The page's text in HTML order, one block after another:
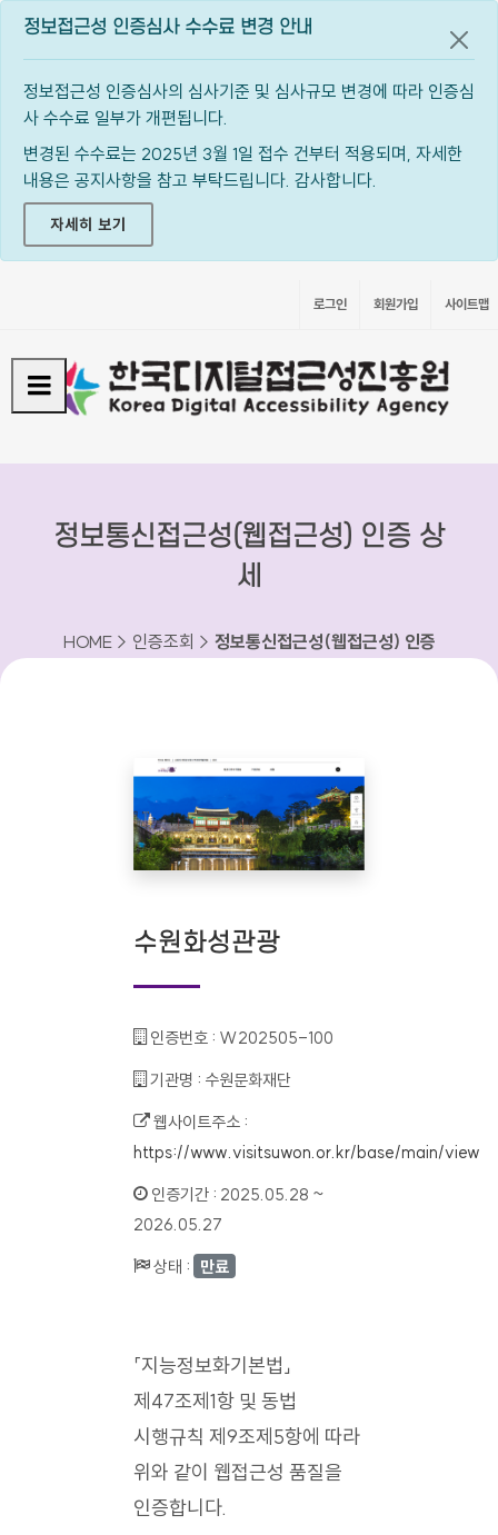
정보접근성 인증심사 수수료 변경 안내
정보접근성 인증심사의 심사기준 및 심사규모 변경에 따라 인증심
사 수수료 일부가 개편됩니다.
변경된 수수료는 2025년 3월 1일 접수 건부터 적용되며, 자세한
내용은 공지사항을 참고 부탁드립니다. 감사합니다.
자세히 보기
공지
로그인 회원가입 사이트맵
정보통신접근성(웹접근성) 인증 상
세
HOME > 인증조회 > 정보통신접근성(웹접근성) 인증
수원화성관광
인증번호 : W202505-100
기관명 : 수원문화재단
웹사이트주소 :
https://www.visitsuwon.or.kr/base/main/view
인증기간 : 2025.05.28 ~
2026.05.27
상태 : 만료
「지능정보화기본법」
제47조제1항 및 동법
시행규칙 제9조제5항에 따라
위와 같이 웹접근성 품질을
인증합니다.